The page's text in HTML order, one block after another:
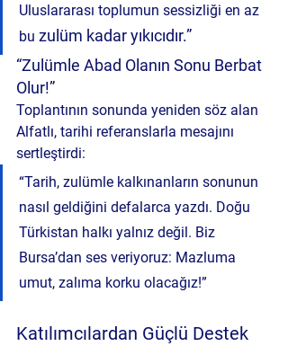
Uluslararası toplumun sessizliği en az
bu zulüm kadar yıkıcıdır.”
“Zulümle Abad Olanın Sonu Berbat
Olur!”
Toplantının sonunda yeniden söz alan
Alfatlı, tarihi referanslarla mesajını
sertleştirdi:
“Tarih, zulümle kalkınanların sonunun
nasıl geldiğini defalarca yazdı. Doğu
Türkistan halkı yalnız değil. Biz
Bursa’dan ses veriyoruz: Mazluma
umut, zalıma korku olacağız!”
Katılımcılardan Güçlü Destek